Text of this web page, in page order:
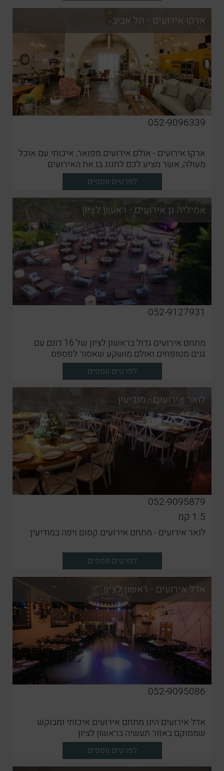
ארקו אירועים - תל אביב
052-9096339
ארקו אירועים - אולם אירועים מפואר, איכותי עם אוכל
מעולה, אשר מציע לכם לחגוג בו את האירועים
החשובים ביותר
לפרטים נוספים
אמיליה גן אירועים - ראשון לציון
052-9127931
מתחם אירועים גדול בראשון לציון של 16 דונם עם
גנים מטופחים ואולם מושקע שאסור לפספס
לפרטים נוספים
לואר אירועים - מודיעין
052-9095879
1.5 קמ
לואר אירועים - מתחם אירועים קסום ויפה במודיעין
לפרטים נוספים
אדל אירועים - ראשון לציון
052-9095086
אדל אירועים הינו מתחם אירועים איכותי ומבוקש
שממוקם באזור תעשיה בראשון לציון
לפרטים נוספים